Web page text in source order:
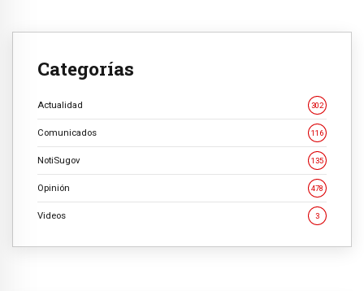
Categorías
Actualidad 302
Comunicados 116
NotiSugov 135
Opinión 478
Videos 3